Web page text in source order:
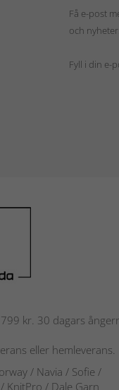
Få e-post
och nyheter.
Fyll i din e-
kr. 30 dagars
eller hemleverans.
/ Navia / Sofie /
KnitPro / Dale Garn